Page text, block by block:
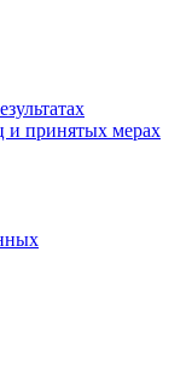
и принятых мерах